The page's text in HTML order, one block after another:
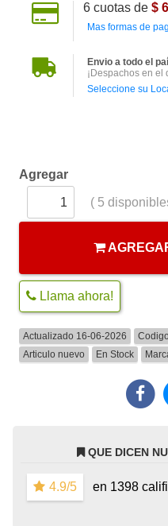
6cuotas de $
Mas formas de
Envio a todo el
¡Despachos en el
Seleccione su
Agregar
( 5
Llama ahora!
Actualizado 16-06-2026
Articulo nuevo
En Stock
QUE DICEN
4.9/5
en 1398